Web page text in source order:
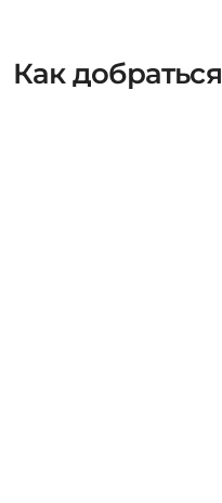
Как добраться